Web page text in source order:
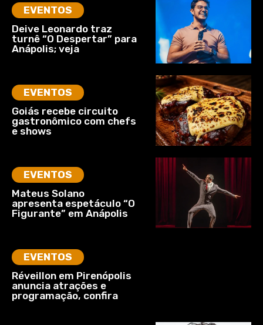
EVENTOS
Deive Leonardo traz
turnê “O Despertar” para
Anápolis; veja
EVENTOS
Goiás recebe circuito
gastronômico com chefs
e shows
EVENTOS
Mateus Solano
apresenta espetáculo “O
Figurante” em Anápolis
EVENTOS
Réveillon em Pirenópolis
anuncia atrações e
programação, confira